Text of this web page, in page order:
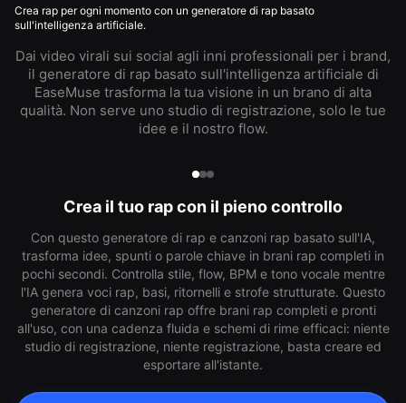
Crea rap per ogni momento con un generatore di rap basato
sull'intelligenza artificiale.
Dai video virali sui social agli inni professionali per i brand,
il generatore di rap basato sull'intelligenza artificiale di
EaseMuse trasforma la tua visione in un brano di alta
qualità. Non serve uno studio di registrazione, solo le tue
idee e il nostro flow.
Crea il tuo rap con il pieno controllo
Con questo generatore di rap e canzoni rap basato sull'IA,
trasforma idee, spunti o parole chiave in brani rap completi in
pochi secondi. Controlla stile, flow, BPM e tono vocale mentre
l'IA genera voci rap, basi, ritornelli e strofe strutturate. Questo
generatore di canzoni rap offre brani rap completi e pronti
all'uso, con una cadenza fluida e schemi di rime efficaci: niente
studio di registrazione, niente registrazione, basta creare ed
esportare all'istante.